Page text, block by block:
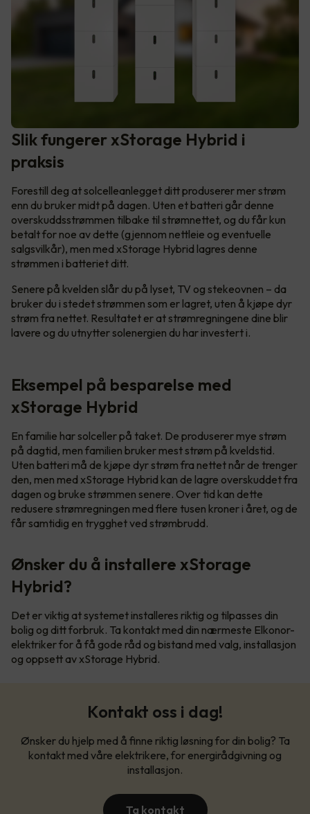
Slik fungerer xStorage Hybrid i
praksis
Forestill deg at solcelleanlegget ditt produserer mer strøm
enn du bruker midt på dagen. Uten et batteri går denne
overskuddsstrømmen tilbake til strømnettet, og du får kun
betalt for noe av dette (gjennom nettleie og eventuelle
salgsvilkår), men med xStorage Hybrid lagres denne
strømmen i batteriet ditt.
Senere på kvelden slår du på lyset, TV og stekeovnen – da
bruker du i stedet strømmen som er lagret, uten å kjøpe dyr
strøm fra nettet. Resultatet er at strømregningene dine blir
lavere og du utnytter solenergien du har investert i.
Eksempel på besparelse med
xStorage Hybrid
En familie har solceller på taket. De produserer mye strøm
på dagtid, men familien bruker mest strøm på kveldstid.
Uten batteri må de kjøpe dyr strøm fra nettet når de trenger
den, men med xStorage Hybrid kan de lagre overskuddet fra
dagen og bruke strømmen senere. Over tid kan dette
redusere strømregningen med flere tusen kroner i året, og de
får samtidig en trygghet ved strømbrudd.
Ønsker du å installere xStorage
Hybrid?
Det er viktig at systemet installeres riktig og tilpasses din
bolig og ditt forbruk. Ta kontakt med din nærmeste Elkonor-
elektriker for å få gode råd og bistand med valg, installasjon
og oppsett av xStorage Hybrid.
Kontakt oss i dag!
Ønsker du hjelp med å finne riktig løsning for din bolig? Ta
kontakt med våre elektrikere, for energirådgivning og
installasjon.
Ta kontakt